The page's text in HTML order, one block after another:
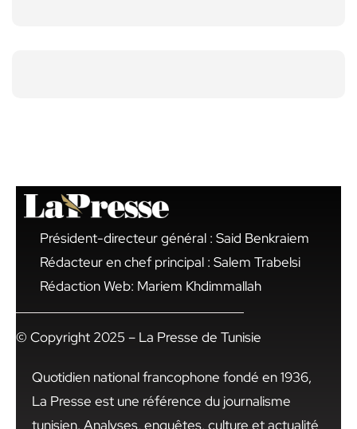
Président-directeur général : Said Benkraiem
Rédacteur en chef principal : Salem Trabelsi
Rédaction Web: Mariem Khdimmallah
© Copyright 2025 – La Presse de Tunisie
Quotidien national francophone fondé en 1936,
La Presse est une référence du journalisme
tunisien. Analyses, enquêtes, culture et actualité